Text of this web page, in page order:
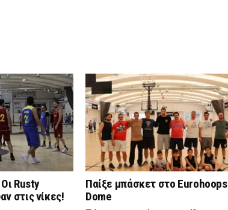
Rusty
στις νίκες!
Παίξε μπάσκετ στο Eurohoops
Dome